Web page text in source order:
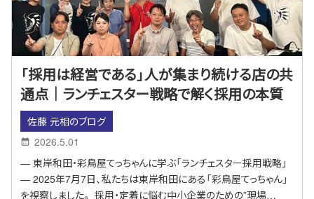
「採用は経営である」人が集まり続ける店の共
通点｜ランチェスター戦略で解く採用の本質
佐藤 元相のブログ
2026.5.01
― 東岸和田・彩鳥屋てっちゃんに学ぶ「ランチェスター採用戦略」
― 2025年7月7日、私たちは東岸和田にある「彩鳥屋てっちゃん」
を視察しました。 採用・定着に悩む中小企業のための”現場…